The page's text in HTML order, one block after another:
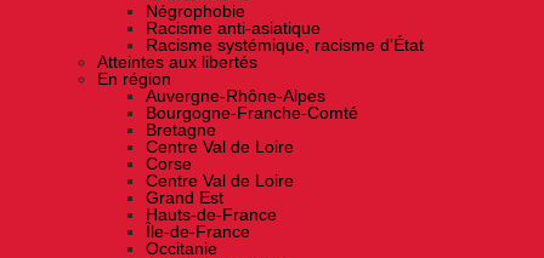
Négrophobie
Racisme anti-asiatique
Racisme systémique, racisme d'État
Atteintes aux libertés
En région
Auvergne-Rhône-Alpes
Bourgogne-Franche-Comté
Bretagne
Centre Val de Loire
Corse
Centre Val de Loire
Grand Est
Hauts-de-France
Île-de-France
Occitanie